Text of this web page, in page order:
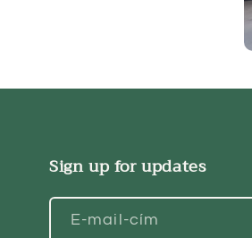
Sign up for updates
E-mail-cím